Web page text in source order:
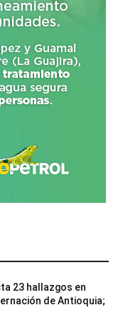
23 hallazgos en
de Antioquia;